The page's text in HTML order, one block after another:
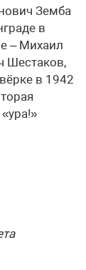
Земба
в
– Михаил
Шестаков,
в 1942